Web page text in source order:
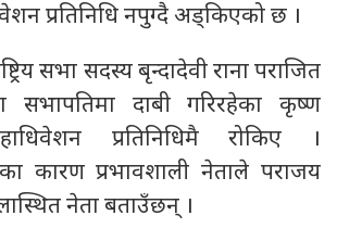
प्रतिनिधि नपुग्दै अड्किएको छ ।
सभा सदस्य बृन्दादेवी राना पराजित
दाबी गरिरहेका कृष्ण
प्रतिनिधिमै रोकिए ।
कारण प्रभावशाली नेताले पराजय
नेता बताउँछन् ।